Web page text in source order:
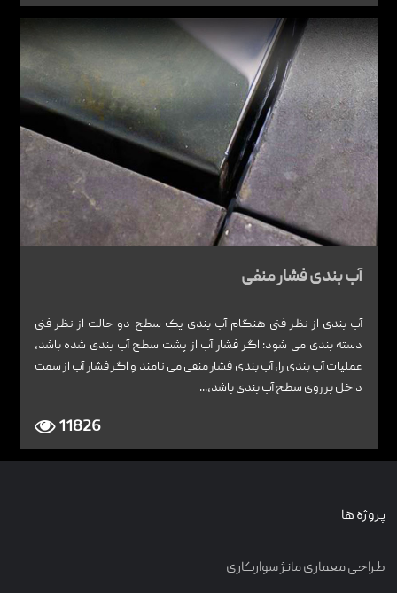
آب بندی فشار منفی
آب بندی از نظر فنی هنگام آب بندی یک سطح دو حالت از نظر فنی
دسته بندی می شود: اگر فشار آب از پشت سطح آب بندی شده باشد،
عملیات آب بندی را، آب بندی فشار منفی می نامند و اگر فشار آب از سمت
داخل بر روی سطح آب بندی باشد،...
11826
پروژه ها
طراحی معماری مانژ سوارکاری